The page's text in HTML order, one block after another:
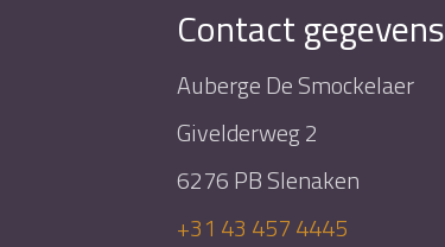
Contact gegevens
Auberge De Smockelaer
Givelderweg 2
6276 PB Slenaken
+31 43 457 4445